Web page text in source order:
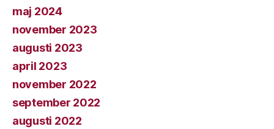
maj 2024
november 2023
augusti 2023
april 2023
november 2022
september 2022
augusti 2022